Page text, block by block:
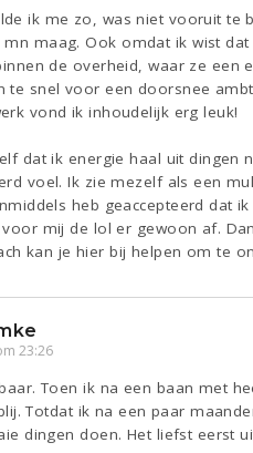
ik me zo, was niet vooruit te
maag. Ook omdat ik wist
de overheid, waar ze
te snel voor een doorsnee
vond ik inhoudelijk erg leuk!
dat ik energie haal uit dingen
voel. Ik zie mezelf als een
heb geaccepteerd dat
mij de lol er gewoon af.
kan je hier bij helpen om te
23:26
Toen ik na een baan met
Totdat ik na een paar
dingen doen. Het liefst eerst